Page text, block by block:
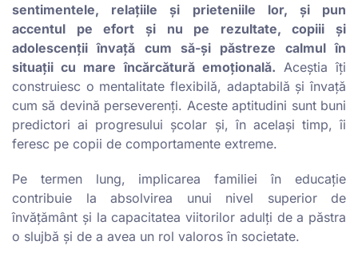
sentimentele, relațiile și prieteniile lor, și pun
accentul pe efort și nu pe rezultate, copiii și
adolescenții învață cum să-și păstreze calmul în
situații cu mare încărcătură emoțională. Aceștia îți
construiesc o mentalitate flexibilă, adaptabilă și învață
cum să devină perseverenți. Aceste aptitudini sunt buni
predictori ai progresului școlar și, în același timp, îi
feresc pe copii de comportamente extreme.
Pe termen lung, implicarea familiei în educație
contribuie la absolvirea unui nivel superior de
învățământ și la capacitatea viitorilor adulți de a păstra
o slujbă și de a avea un rol valoros în societate.